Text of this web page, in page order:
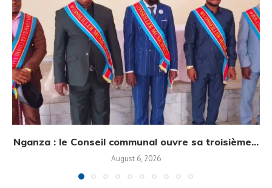
Nganza : le Conseil communal ouvre sa troisième...
August 6, 2026